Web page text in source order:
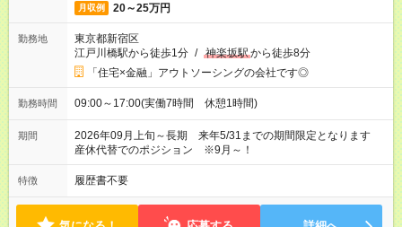
月収例 20～25万円
勤務地
東京都新宿区
江戸川橋駅から徒歩1分 / 神楽坂駅から徒歩8分
「住宅×金融」アウトソーシングの会社です◎
勤務時間 09:00～17:00(実働7時間 休憩1時間)
期間
2026年09月上旬～長期 来年5/31までの期間限定となります
産休代替でのポジション ※9月～！
特徴 履歴書不要